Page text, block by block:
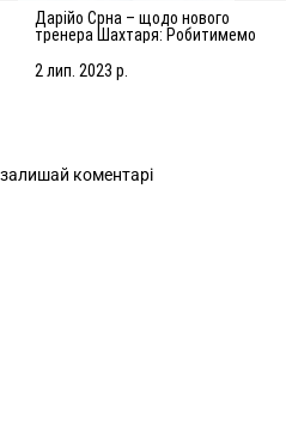
Дарійо Срна – щодо нового
тренера Шахтаря: Робитимемо
2 лип. 2023 р.